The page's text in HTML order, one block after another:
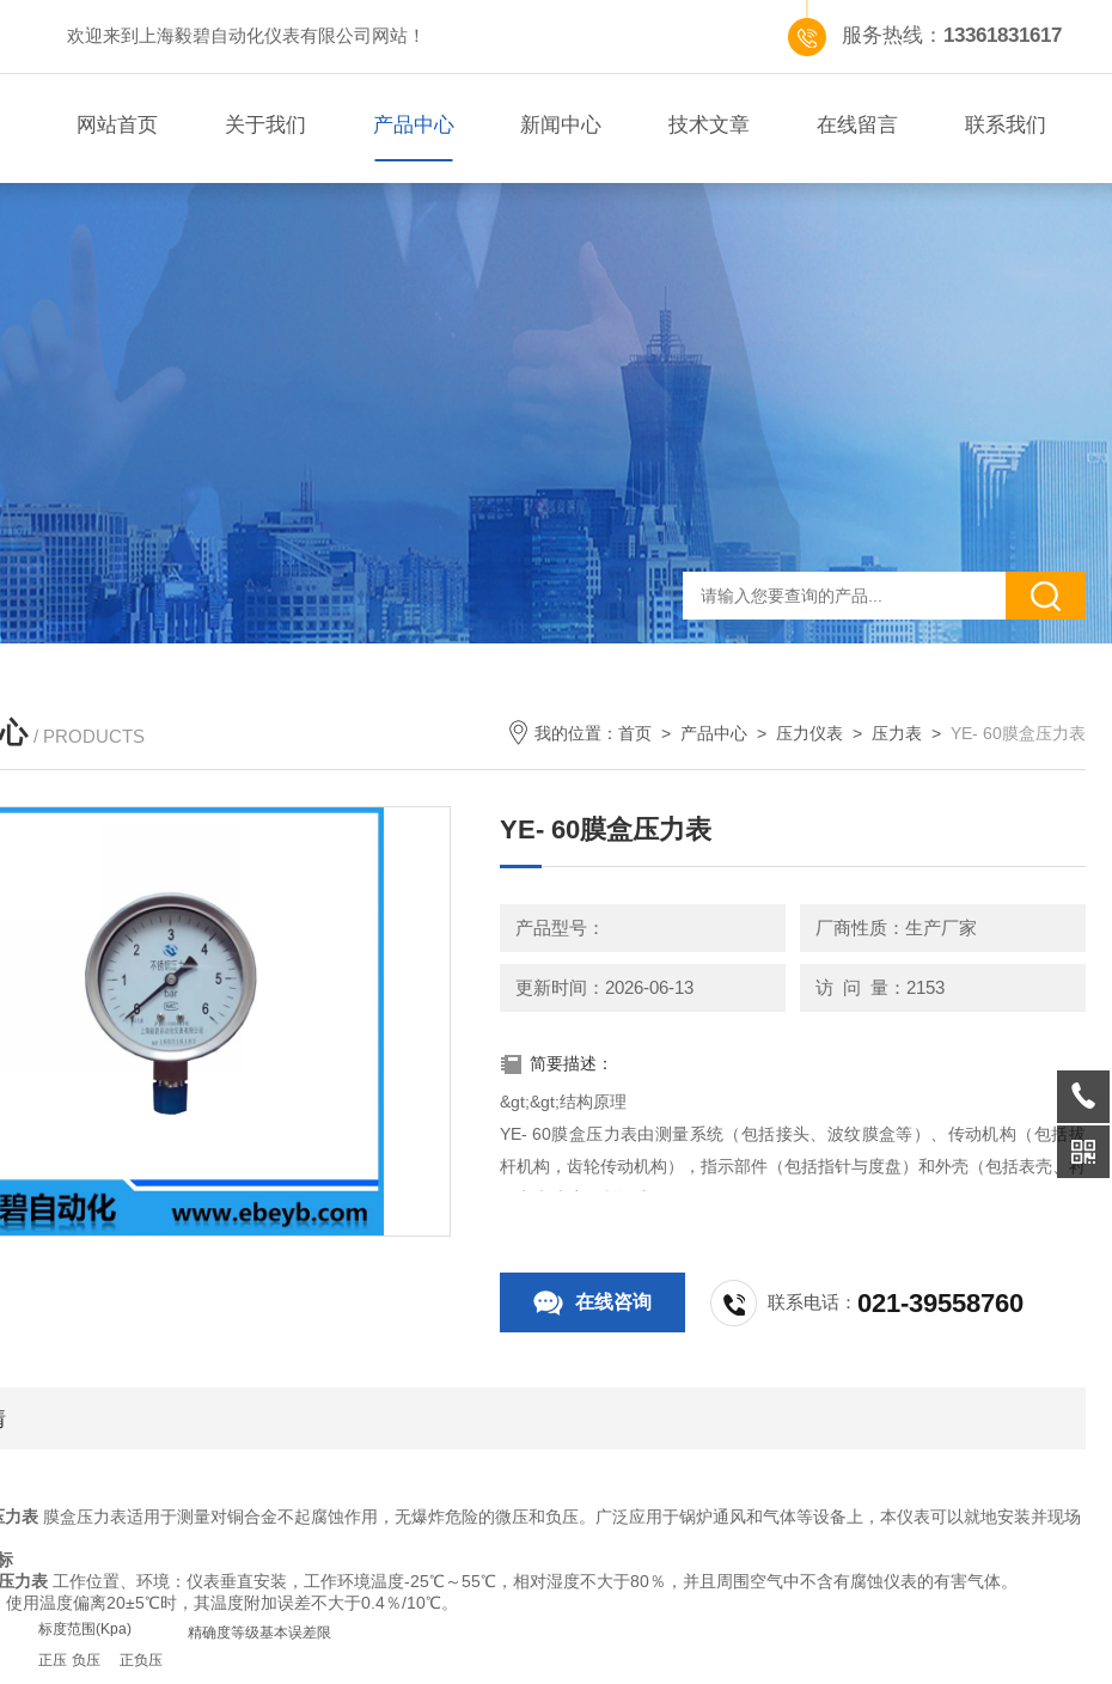
欢迎来到上海毅碧自动化仪表有限公司网站！ 服务热线： 13361831617
网站首页 关于我们 产品中心 新闻中心 技术文章 在线留言 联系我们
/ PRODUCTS 我的位置： 首页 > 产品中心 > 压力仪表 > 压力表 > YE- 60膜盒压力表
YE- 60膜盒压力表
产品型号： 厂商性质：生产厂家
更新时间：2026-06-13 访 问 量：2153
简要描述：
&gt;&gt;结构原理
YE- 60膜盒压力表由测量系统（包括接头、波纹膜盒等）、传动机构（包括拔
杆机构，齿轮传动机构），指示部件（包括指针与度盘）和外壳（包括表壳、衬
圈和表玻璃）所组成。
上的指针将被测
在线咨询 联系电话：021-39558760
力表 膜盒压力表适用于测量对铜合金不起腐蚀作用，无爆炸危险的微压和负压。广泛应用于锅炉通风和气体等设备上，本仪表可以就地安装并现场
力表 工作位置、环境：仪表垂直安装，工作环境温度-25℃～55℃，相对湿度不大于80％，并且周围空气中不含有腐蚀仪表的有害气体。
温度偏离20±5℃时，其温度附加误差不大于0.4％/10℃。
标度范围(Kpa)
精确度等级基本误差限
正压 负压 正负压